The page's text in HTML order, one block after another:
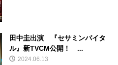
田中圭出演 『セサミンバイタ
ル』新TVCM公開！ ...
2024.06.13